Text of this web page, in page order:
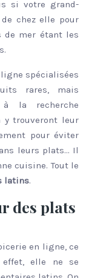
si votre grand-
chez elle pour
de mer étant les
spécialisées
rares, mais
à la recherche
y trouveront leur
pour éviter
leurs plats… Il
cuisine. Tout le
latins.
des plats
en ligne, ce
effet, elle ne se